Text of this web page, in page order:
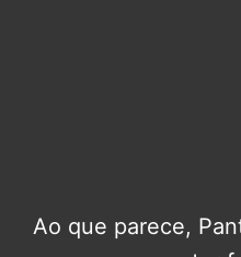
Ao que parece,